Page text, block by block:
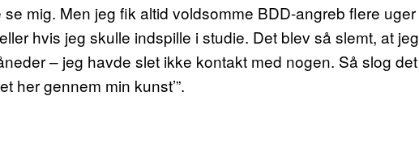
mig. Men jeg fik altid voldsomme BDD-angreb flere uger
hvis jeg skulle indspille i studie. Det blev så slemt, at jeg
– jeg havde slet ikke kontakt med nogen. Så slog det
her gennem min kunst’”.